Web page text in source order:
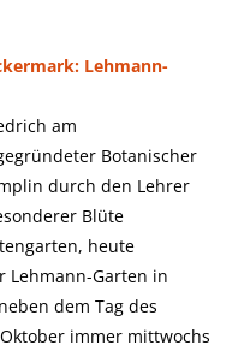
Lehmann-
am
Botanischer
durch den Lehrer
Blüte
heute
Lehmann-Garten in
dem Tag des
immer mittwochs